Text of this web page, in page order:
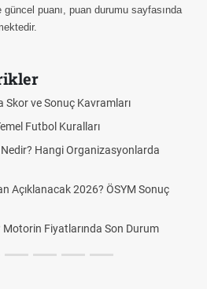
güncel puanı, puan durumu sayfasında
Skor ve Sonuç Kavramları
Futbol Kuralları
Hangi Organizasyonlarda
Açıklanacak 2026? ÖSYM Sonuç
Fiyatlarında Son Durum